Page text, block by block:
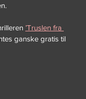
’Truslen fra
ganske gratis til